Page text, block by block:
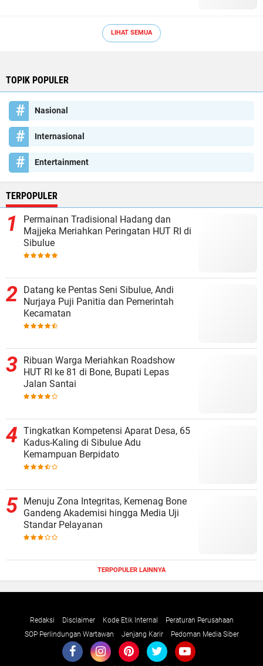
LIHAT SEMUA
TOPIK POPULER
Nasional
Internasional
Entertainment
TERPOPULER
Permainan Tradisional Hadang dan
Majjeka Meriahkan Peringatan HUT RI di
Sibulue
Datang ke Pentas Seni Sibulue, Andi
Nurjaya Puji Panitia dan Pemerintah
Kecamatan
Ribuan Warga Meriahkan Roadshow
HUT RI ke 81 di Bone, Bupati Lepas
Jalan Santai
Tingkatkan Kompetensi Aparat Desa, 65
Kadus-Kaling di Sibulue Adu
Kemampuan Berpidato
Menuju Zona Integritas, Kemenag Bone
Gandeng Akademisi hingga Media Uji
Standar Pelayanan
TERPOPULER LAINNYA
Redaksi Disclaimer Kode Etik Internal
Peraturan Perusahaan
SOP Perlindungan Wartawan
Jenjang Karir Pedoman Media Siber